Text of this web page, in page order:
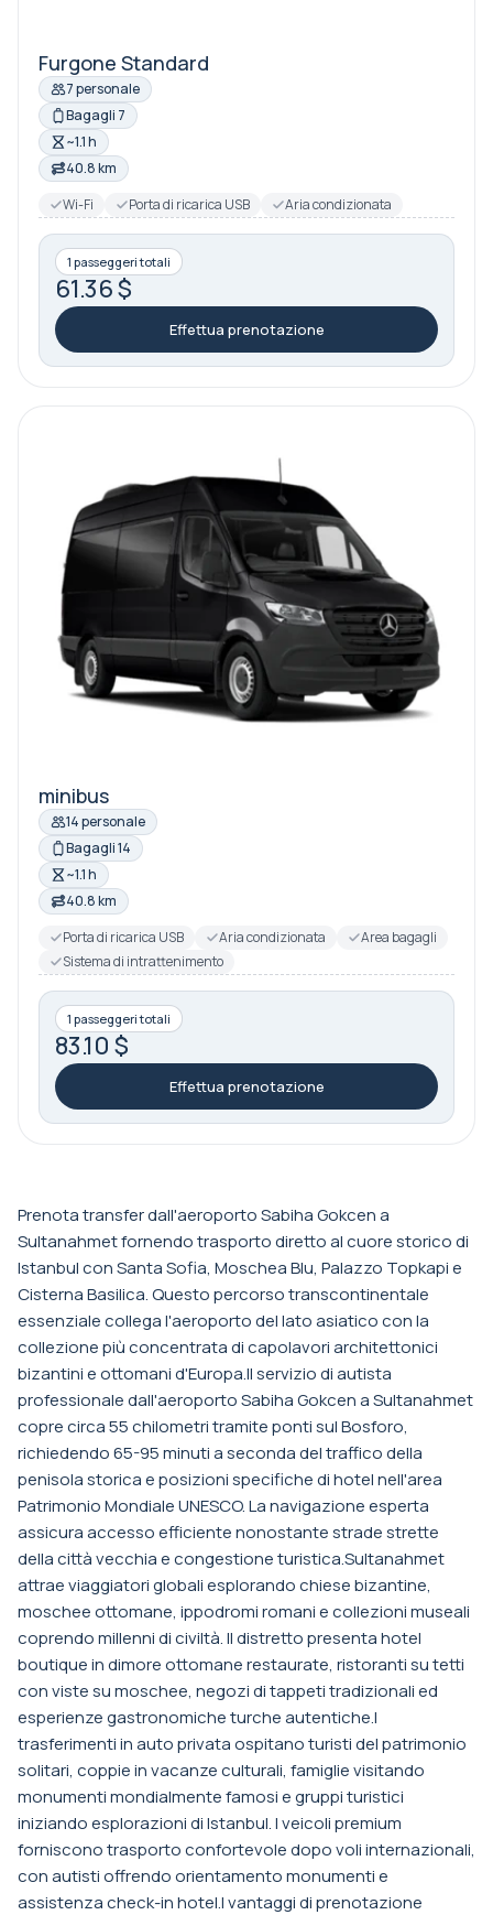
Furgone Standard
7 personale
Bagagli 7
~1.1 h
40.8 km
Wi-Fi
Porta di ricarica USB Aria condizionata
1 passeggeri totali
61.36 $
Effettua prenotazione
minibus
14 personale
Bagagli 14
~1.1 h
40.8 km
Porta di ricarica USB
Aria condizionata
Area bagagli
Sistema di intrattenimento
1 passeggeri totali
83.10 $
Effettua prenotazione
Prenota transfer dall'aeroporto Sabiha Gokcen a
Sultanahmet fornendo trasporto diretto al cuore storico di
Istanbul con Santa Sofia, Moschea Blu, Palazzo Topkapi e
Cisterna Basilica. Questo percorso transcontinentale
essenziale collega l'aeroporto del lato asiatico con la
collezione più concentrata di capolavori architettonici
bizantini e ottomani d'Europa.Il servizio di autista
professionale dall'aeroporto Sabiha Gokcen a Sultanahmet
copre circa 55 chilometri tramite ponti sul Bosforo,
richiedendo 65-95 minuti a seconda del traffico della
penisola storica e posizioni specifiche di hotel nell'area
Patrimonio Mondiale UNESCO. La navigazione esperta
assicura accesso efficiente nonostante strade strette
della città vecchia e congestione turistica.Sultanahmet
attrae viaggiatori globali esplorando chiese bizantine,
moschee ottomane, ippodromi romani e collezioni museali
coprendo millenni di civiltà. Il distretto presenta hotel
boutique in dimore ottomane restaurate, ristoranti su tetti
con viste su moschee, negozi di tappeti tradizionali ed
esperienze gastronomiche turche autentiche.I
trasferimenti in auto privata ospitano turisti del patrimonio
solitari, coppie in vacanze culturali, famiglie visitando
monumenti mondialmente famosi e gruppi turistici
iniziando esplorazioni di Istanbul. I veicoli premium
forniscono trasporto confortevole dopo voli internazionali,
con autisti offrendo orientamento monumenti e
assistenza check-in hotel.I vantaggi di prenotazione